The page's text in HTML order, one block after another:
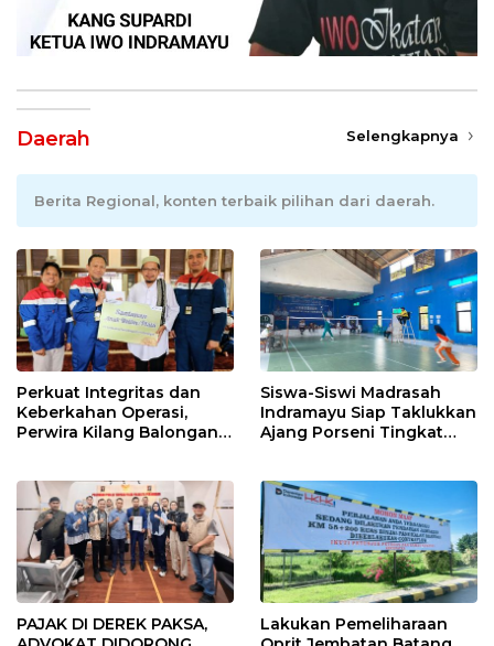
Daerah Selengkapnya
Berita Regional, konten terbaik pilihan dari daerah.
Perkuat Integritas dan
Keberkahan Operasi,
Perwira Kilang Balongan
Siswa-Siswi Madrasah
Indramayu Siap Taklukkan
Ajang Porseni Tingkat
PAJAK DI DEREK PAKSA,
Lakukan Pemeliharaan